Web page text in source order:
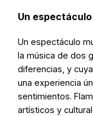
Un
Un espectáculo
la música de dos
diferencias, y
una experiencia
sentimientos.
artísticos y